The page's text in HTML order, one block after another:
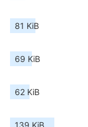
81 KiB
69 KiB
62 KiB